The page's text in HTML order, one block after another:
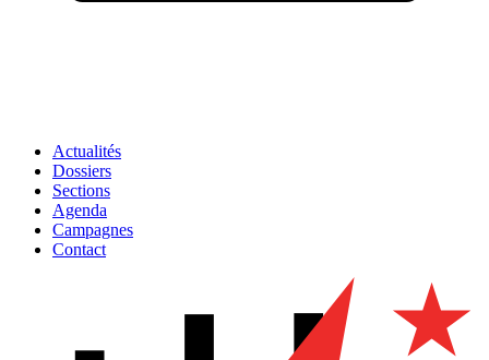
Actualités
Dossiers
Sections
Agenda
Campagnes
Contact